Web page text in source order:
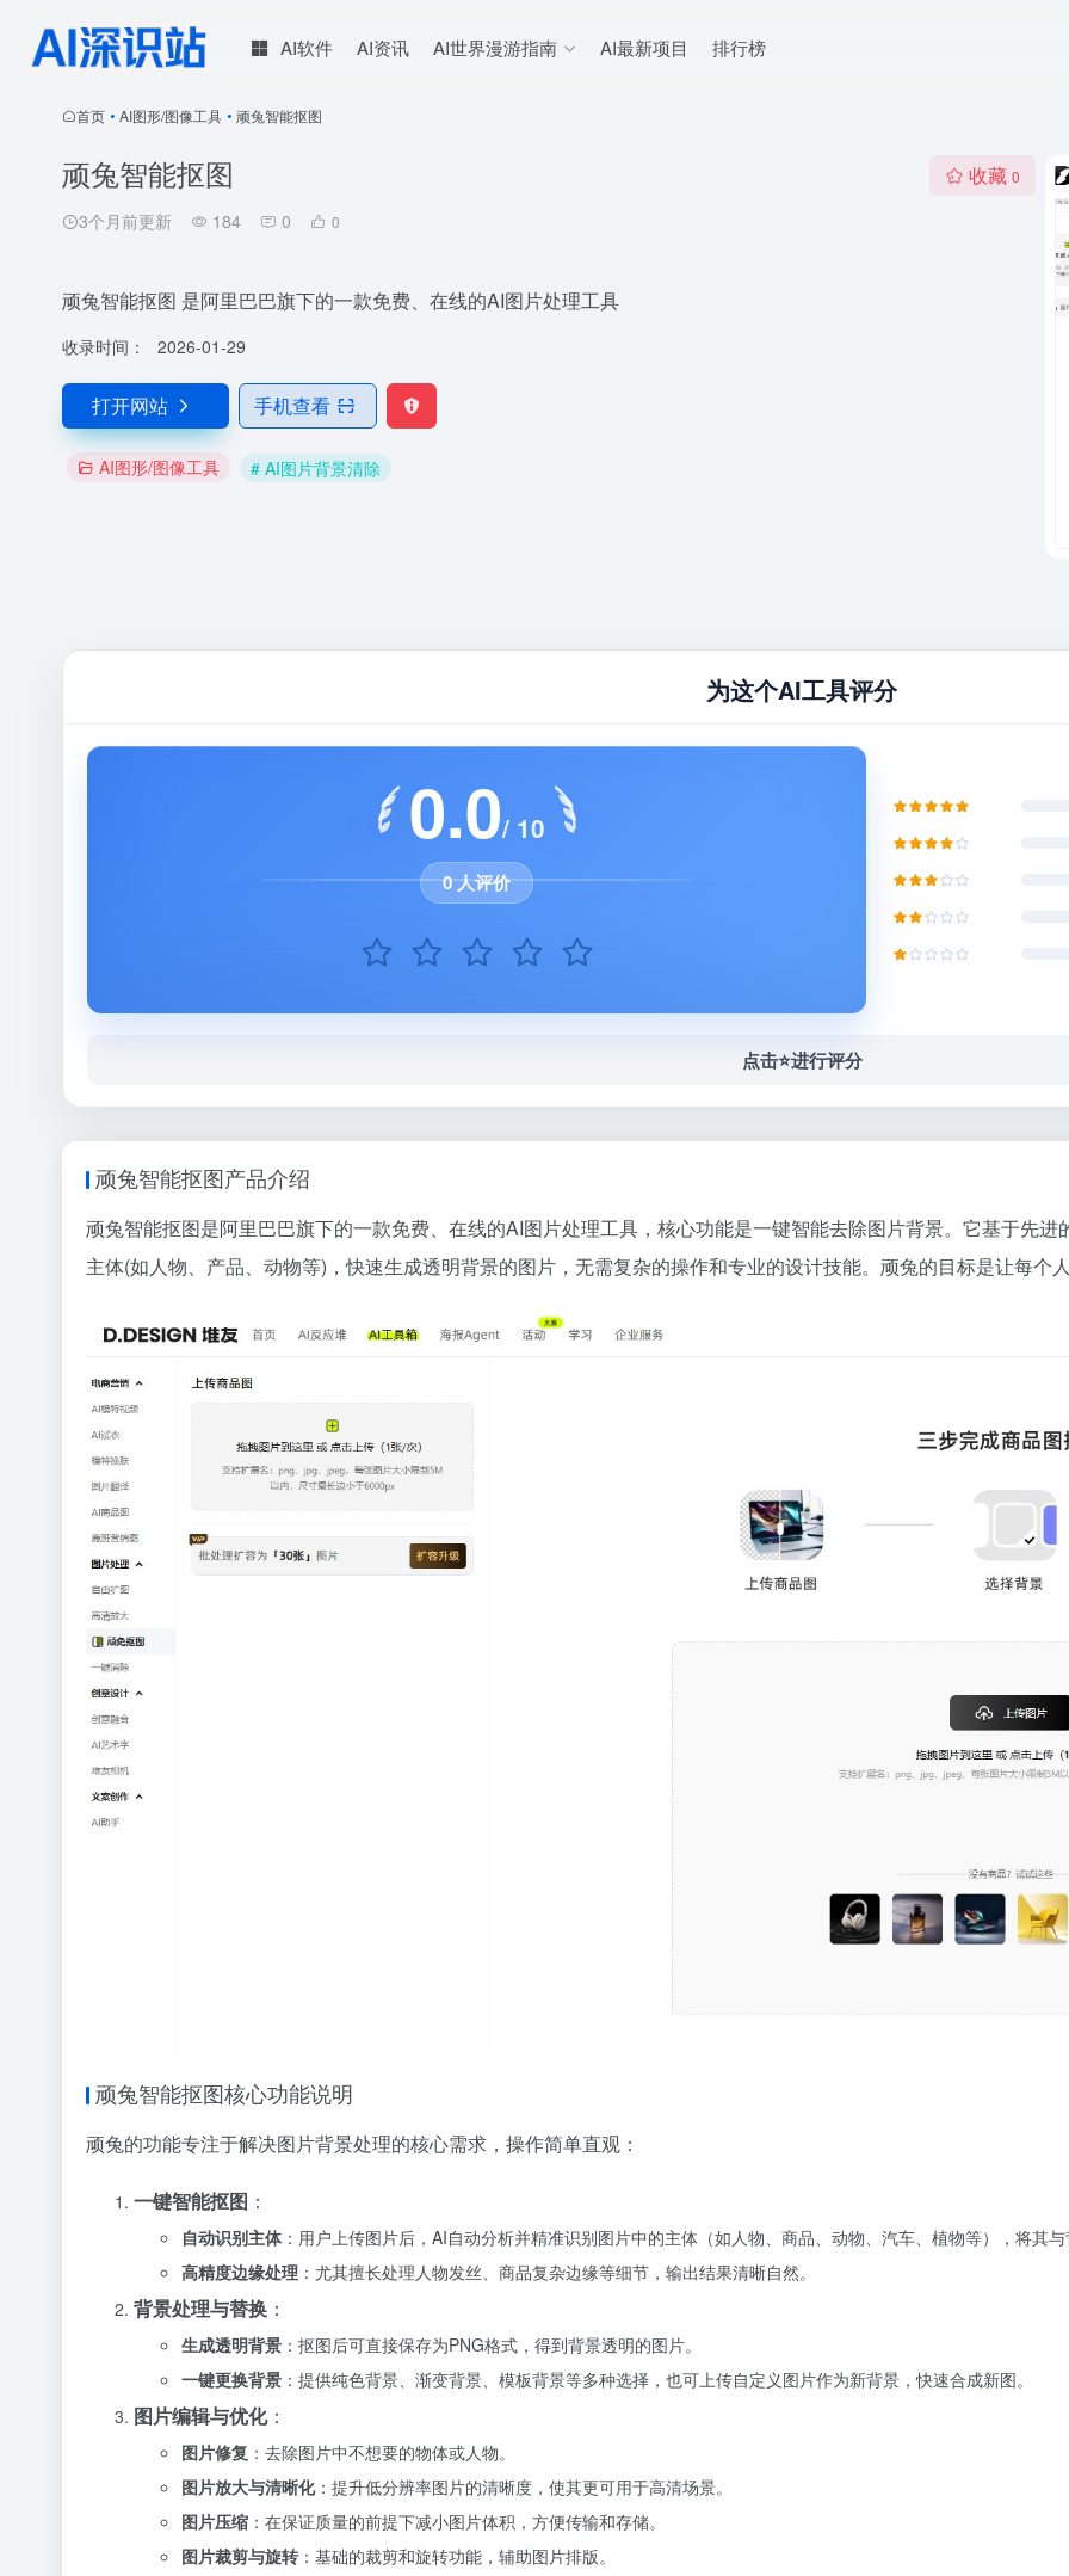
AI软件 AI资讯 AI世界漫游指南 AI最新项目 排行榜
首页 • AI图形/图像工具 • 顽兔智能抠图
顽兔智能抠图
3个月前更新 184 0 0
收藏 0
顽兔智能抠图 是阿里巴巴旗下的一款免费、在线的AI图片处理工具
收录时间： 2026-01-29
打开网站 手机查看
AI图形/图像工具 # AI图片背景清除
为这个AI工具评分
0.0/ 10
0 人评价
点击⭐️进行评分
顽兔智能抠图产品介绍
顽兔智能抠图是阿里巴巴旗下的一款免费、在线的AI图片处理工具，核心功能是一键智能去除图片背景。它基于先进
主体(如人物、产品、动物等)，快速生成透明背景的图片，无需复杂的操作和专业的设计技能。顽兔的目标是让每个
顽兔智能抠图核心功能说明
顽兔的功能专注于解决图片背景处理的核心需求，操作简单直观：
一键智能抠图 ：
自动识别主体：用户上传图片后，AI自动分析并精准识别图片中的主体（如人物、商品、动物、汽车、植物等），将其
高精度边缘处理 ：尤其擅长处理人物发丝、商品复杂边缘等细节，输出结果清晰自然。
背景处理与替换 ：
生成透明背景 ：抠图后可直接保存为PNG格式，得到背景透明的图片。
一键更换背景 ：提供纯色背景、渐变背景、模板背景等多种选择，也可上传自定义图片作为新背景，快速合成新图。
图片编辑与优化：
图片修复 ：去除图片中不想要的物体或人物。
图片放大与清晰化：提升低分辨率图片的清晰度，使其更可用于高清场景。
图片压缩 ：在保证质量的前提下减小图片体积，方便传输和存储。
图片裁剪与旋转 ：基础的裁剪和旋转功能，辅助图片排版。